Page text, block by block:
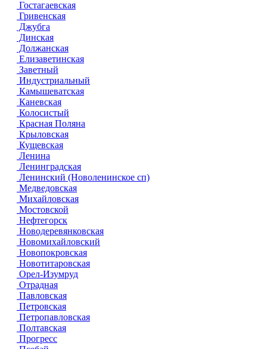
Гостагаевская
Гривенская
Джубга
Динская
Должанская
Елизаветинская
Заветный
Индустриальный
Камышеватская
Каневская
Колосистый
Красная Поляна
Крыловская
Кущевская
Ленина
Ленинградская
Ленинский (Новоленинское сп)
Медведовская
Михайловская
Мостовской
Нефтегорск
Новодеревянковская
Новомихайловский
Новопокровская
Новотитаровская
Орел-Изумруд
Отрадная
Павловская
Петровская
Петропавловская
Полтавская
Прогресс